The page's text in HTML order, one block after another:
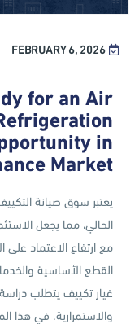
FEBRUARY 6, 2026
for an Air
in
Market
يعتبر سوق صيانة
الحالي، مما يجعل
مع ارتفاع الاعتماد على
القطع الأساسية
غيار تكييف يتطلب
والاستمرارية. في هذا